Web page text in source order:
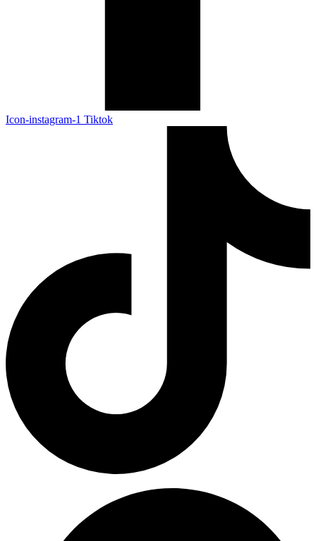
Icon-instagram-1 Tiktok